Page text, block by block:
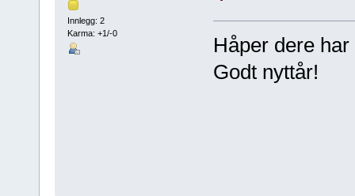
Innlegg: 2
Karma: +1/-0
Håper dere
Godt nyttår!